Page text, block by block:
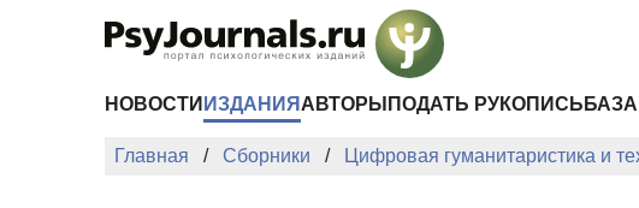
НОВОСТИ ИЗДАНИЯ АВТОРЫ ПОДАТЬ РУКОПИСЬ
Главная Сборники Цифровая гуманитаристика и